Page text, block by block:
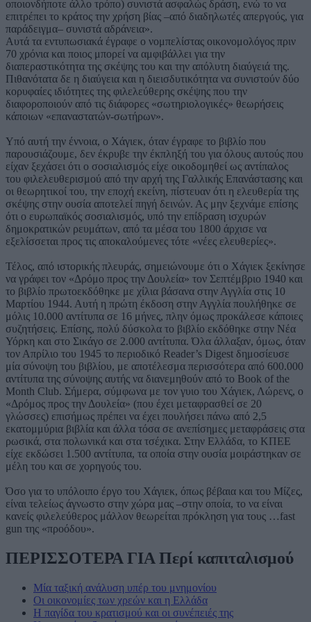
οποιονδήποτε άλλο τρόπο) συνιστά ασφαλώς δράση, ενώ το να
επιτρέπει το κράτος την χρήση βίας –από διαδηλωτές απεργούς, για
παράδειγμα– συνιστά αδράνεια».
Αυτά τα εντυπωσιακά έγραφε ο νομπελίστας οικονομολόγος πριν
70 χρόνια και ποιος μπορεί να αμφιβάλλει για την
διαπεραστικότητα της σκέψης του και την απόλυτη διαύγειά της.
Πιθανότατα δε η διαύγεια και η διεισδυτικότητα να συνιστούν δύο
κορυφαίες ιδιότητες της φιλελεύθερης σκέψης που την
διαφοροποιούν από τις διάφορες «σωτηριολογικές» θεωρήσεις
κάποιων «επαναστατών-σωτήρων».
Υπό αυτή την έννοια, ο Χάγιεκ, όταν έγραφε το βιβλίο που
παρουσιάζουμε, δεν έκρυβε την έκπληξή του για όλους αυτούς που
είχαν ξεχάσει ότι ο σοσιαλισμός είχε οικοδομηθεί ως αντίπαλος
του φιλελευθερισμού από την αρχή της Γαλλικής Επανάστασης και
οι θεωρητικοί του, την εποχή εκείνη, πίστευαν ότι η ελευθερία της
σκέψης στην ουσία αποτελεί πηγή δεινών. Ας μην ξεχνάμε επίσης
ότι ο ευρωπαϊκός σοσιαλισμός, υπό την επίδραση ισχυρών
δημοκρατικών ρευμάτων, από τα μέσα του 1800 άρχισε να
εξελίσσεται προς τις αποκαλούμενες τότε «νέες ελευθερίες».
Τέλος, από ιστορικής πλευράς, σημειώνουμε ότι ο Χάγιεκ ξεκίνησε
να γράφει τον «Δρόμο προς την Δουλεία» τον Σεπτέμβριο 1940 και
το βιβλίο πρωτοεκδόθηκε με χίλια βάσανα στην Αγγλία στις 10
Μαρτίου 1944. Αυτή η πρώτη έκδοση στην Αγγλία πουλήθηκε σε
μόλις 10.000 αντίτυπα σε 16 μήνες, πλην όμως προκάλεσε κάποιες
συζητήσεις. Επίσης, πολύ δύσκολα το βιβλίο εκδόθηκε στην Νέα
Υόρκη και στο Σικάγο σε 2.000 αντίτυπα. Όλα άλλαξαν, όμως, όταν
τον Απρίλιο του 1945 το περιοδικό Reader’s Digest δημοσίευσε
μία σύνοψη του βιβλίου, με αποτέλεσμα περισσότερα από 600.000
αντίτυπα της σύνοψης αυτής να διανεμηθούν από το Book of the
Month Club. Σήμερα, σύμφωνα με τον γυιο του Χάγιεκ, Λώρενς, ο
«Δρόμος προς την Δουλεία» (που έχει μεταφρασθεί σε 20
γλώσσες) επισήμως πρέπει να έχει πουλήσει πάνω από 2,5
εκατομμύρια βιβλία και άλλα τόσα σε ανεπίσημες μεταφράσεις στα
ρωσικά, στα πολωνικά και στα τσέχικα. Στην Ελλάδα, το ΚΠΕΕ
είχε εκδώσει 1.500 αντίτυπα, τα οποία στην ουσία μοιράστηκαν σε
μέλη του και σε χορηγούς του.
Όσο για το υπόλοιπο έργο του Χάγιεκ, όπως βέβαια και του Μίζες,
είναι τελείως άγνωστο στην χώρα μας –στην οποία, το να είναι
κανείς φιλελεύθερος μάλλον θεωρείται πρόκληση για τους …fast
gun της «προόδου».
ΠΕΡΙΣΣΟΤΕΡΑ ΓΙΑ Περί καπιταλισμού
Μία ταξική ανάλυση υπέρ του μνημονίου
Οι οικονομίες των χρεών και η Ελλάδα
Η παγίδα του κρατισμού και οι συνέπειές της